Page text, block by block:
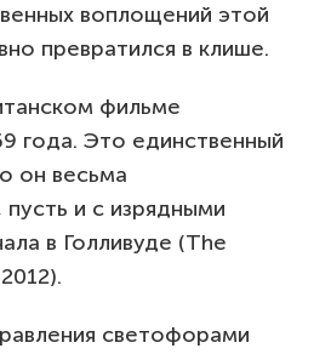
воплощений этой
превратился в клише.
фильме
года. Это единственный
он весьма
и с изрядными
в Голливуде (The
светофорами